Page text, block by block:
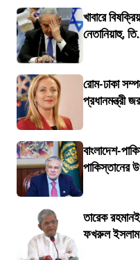
খাবারে
নেতানিয়াহু,
রোম-ঢাকা
প্রধানমন্ত্রী
বাংলাদেশ-
পাকিস্তানের
তারেক
ফখরুল ইসলাম